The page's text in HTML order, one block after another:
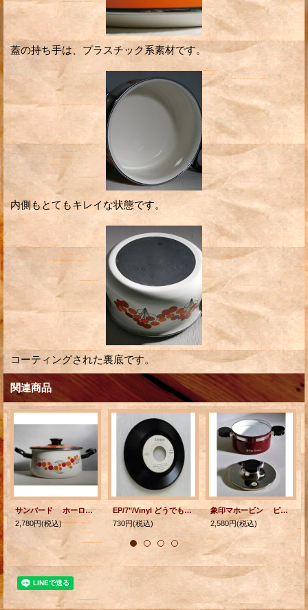
蓋の持ち手は、プラスチック系素材です。
内側もとてもキレイな状態です。
コーティングされた裏底です。
関連商品
サンバード ホーロー両手鍋 バルーン、フラワー柄(オレンジ/レッド/カーキ/ブラック）
2,780円(税込)
EP/7"/Vinyl どうでもいい節 さよなら△また来て▢ 我夢土下座 (1971)
730円(税込)
象印マホービン ピエール・カルダン ホーローウェア キャセロール FUB-18 color: ワインレッド Φ18cm /2.2L
2,580円(税込)